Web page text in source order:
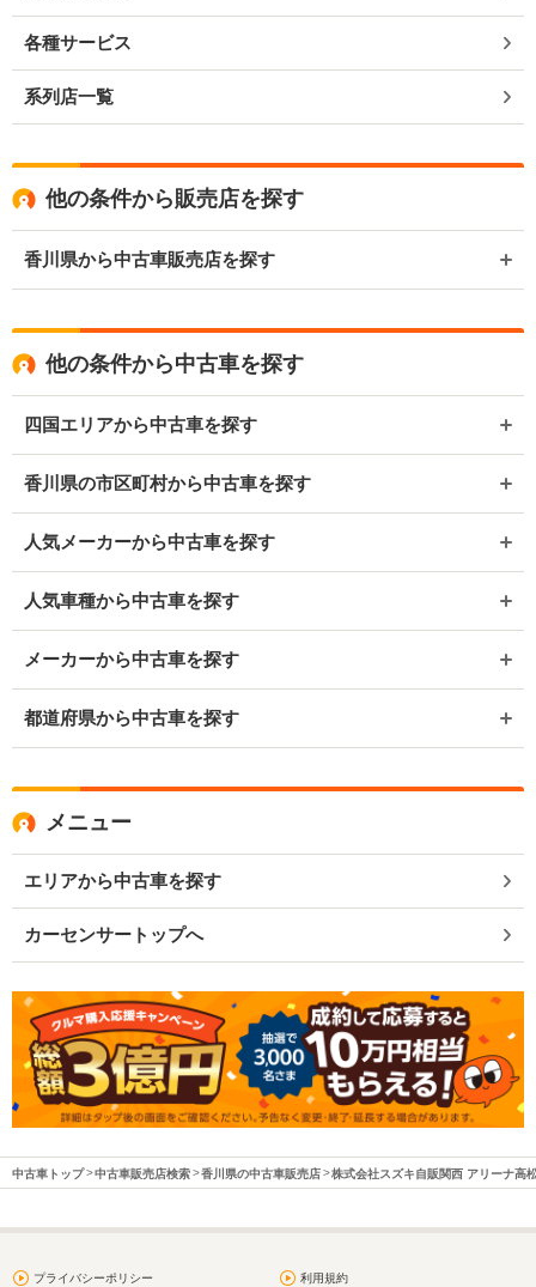
各種サービス
系列店一覧
他の条件から販売店を探す
香川県から中古車販売店を探す
他の条件から中古車を探す
四国エリアから中古車を探す
香川県の市区町村から中古車を探す
人気メーカーから中古車を探す
人気車種から中古車を探す
メーカーから中古車を探す
都道府県から中古車を探す
メニュー
エリアから中古車を探す
カーセンサートップへ
中古車トップ 中古車販売店検索 香川県の中古車販売店 株式会社スズキ自販関西 アリーナ高
プライバシーポリシー 利用規約